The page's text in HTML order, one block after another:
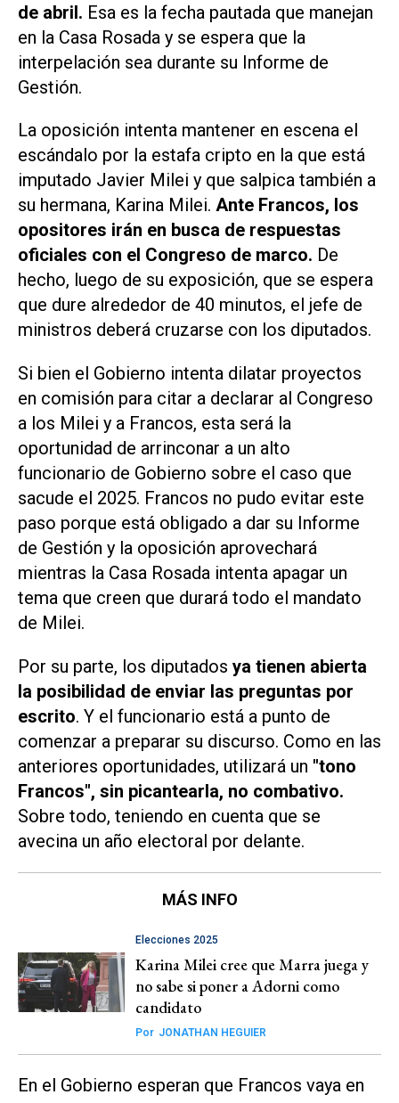
de abril. Esa es la fecha pautada que manejan
en la Casa Rosada y se espera que la
interpelación sea durante su Informe de
Gestión.
La oposición intenta mantener en escena el
escándalo por la estafa cripto en la que está
imputado Javier Milei y que salpica también a
su hermana, Karina Milei. Ante Francos, los
opositores irán en busca de respuestas
oficiales con el Congreso de marco. De
hecho, luego de su exposición, que se espera
que dure alrededor de 40 minutos, el jefe de
ministros deberá cruzarse con los diputados.
Si bien el Gobierno intenta dilatar proyectos
en comisión para citar a declarar al Congreso
a los Milei y a Francos, esta será la
oportunidad de arrinconar a un alto
funcionario de Gobierno sobre el caso que
sacude el 2025. Francos no pudo evitar este
paso porque está obligado a dar su Informe
de Gestión y la oposición aprovechará
mientras la Casa Rosada intenta apagar un
tema que creen que durará todo el mandato
de Milei.
Por su parte, los diputados ya tienen abierta
la posibilidad de enviar las preguntas por
escrito. Y el funcionario está a punto de
comenzar a preparar su discurso. Como en las
anteriores oportunidades, utilizará un "tono
Francos", sin picantearla, no combativo.
Sobre todo, teniendo en cuenta que se
avecina un año electoral por delante.
MÁS INFO
Elecciones 2025
Karina Milei cree que Marra juega y
no sabe si poner a Adorni como
candidato
Por JONATHAN HEGUIER
En el Gobierno esperan que Francos vaya en